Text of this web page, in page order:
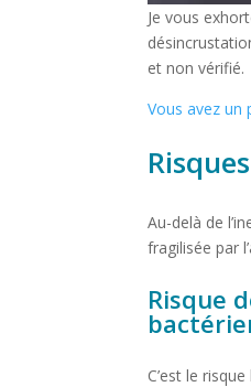
Je vous
et non vérifié.
Vous avez un
Au-delà de
fragilisée par
Risque
C’est le